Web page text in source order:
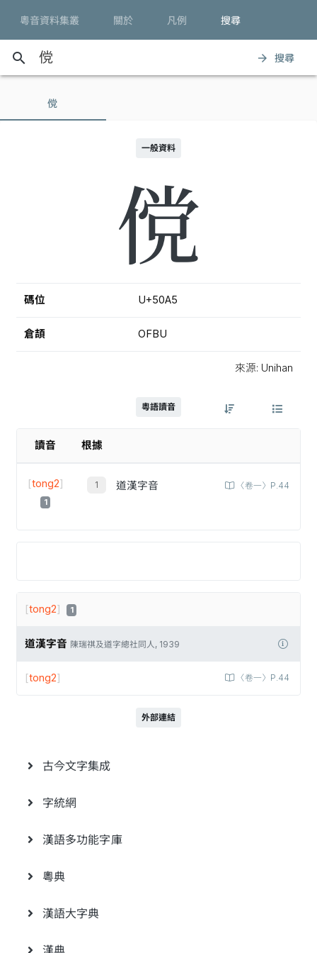
粵音資料集叢 關於 凡例 搜尋
search arrow_forward 搜尋
傥
一般資料
傥
碼位 U+50A5
倉頡 OFBU
來源: Unihan
粵語讀音
讀音 根據
[tong2]
1
道漢字音 〈卷一〉P.44
[tong2] 1
道漢字音 陳瑞祺及道字總社同人, 1939
〈卷一〉P.44
[tong2]
外部連結
古今文字集成
字統網
漢語多功能字庫
粵典
漢語大字典
漢典